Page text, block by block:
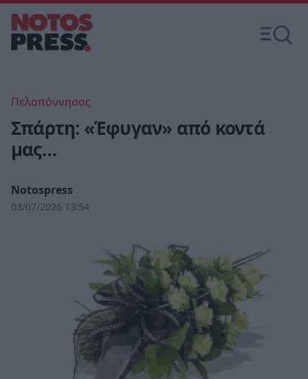
Πελοπόννησος
Σπάρτη: «Έφυγαν» από κοντά
μας…
Notospress
03/07/2026 13:54